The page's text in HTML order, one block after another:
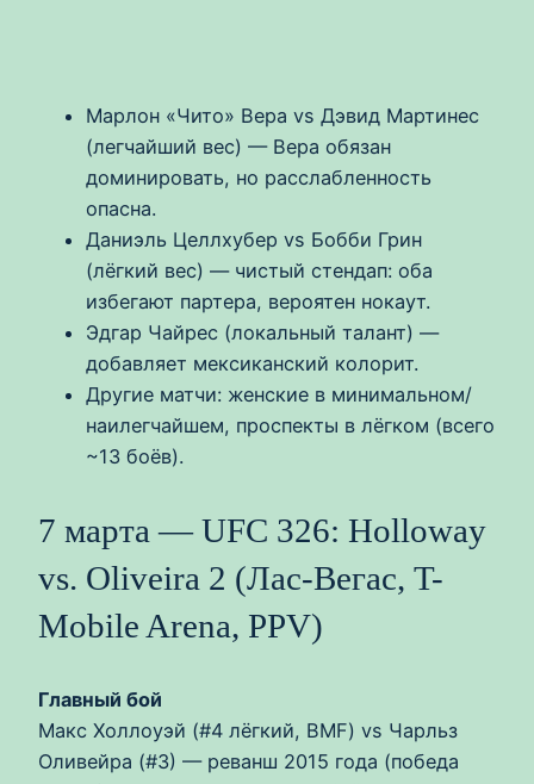
Марлон «Чито» Вера vs Дэвид Мартинес
(легчайший вес) — Вера обязан
доминировать, но расслабленность
опасна.
Даниэль Целлхубер vs Бобби Грин
(лёгкий вес) — чистый стендап: оба
избегают партера, вероятен нокаут.
Эдгар Чайрес (локальный талант) —
добавляет мексиканский колорит.
Другие матчи: женские в минимальном/
наилегчайшем, проспекты в лёгком (всего
~13 боёв).
7 марта — UFC 326: Holloway
vs. Oliveira 2 (Лас-Вегас, T-
Mobile Arena, PPV)
Главный бой
Макс Холлоуэй (#4 лёгкий, BMF) vs Чарльз
Оливейра (#3) — реванш 2015 года (победа